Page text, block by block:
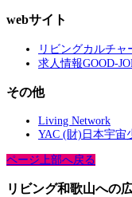
webサイト
リビングカルチャ
求人情報GOOD-
その他
Living Network
YAC (財)日本宇宙
ページ上部へ戻る
リビング和歌山への